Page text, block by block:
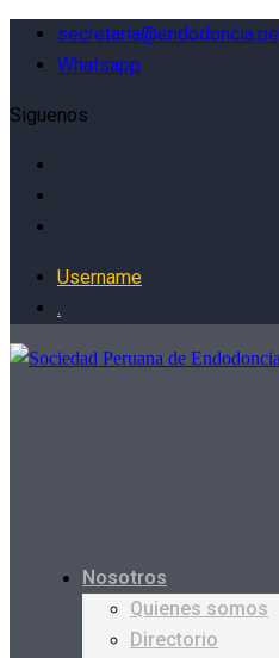
secretaria@endodoncia.pe
Whatsapp
Siguenos
Username
.
Nosotros
Quienes somos
Directorio